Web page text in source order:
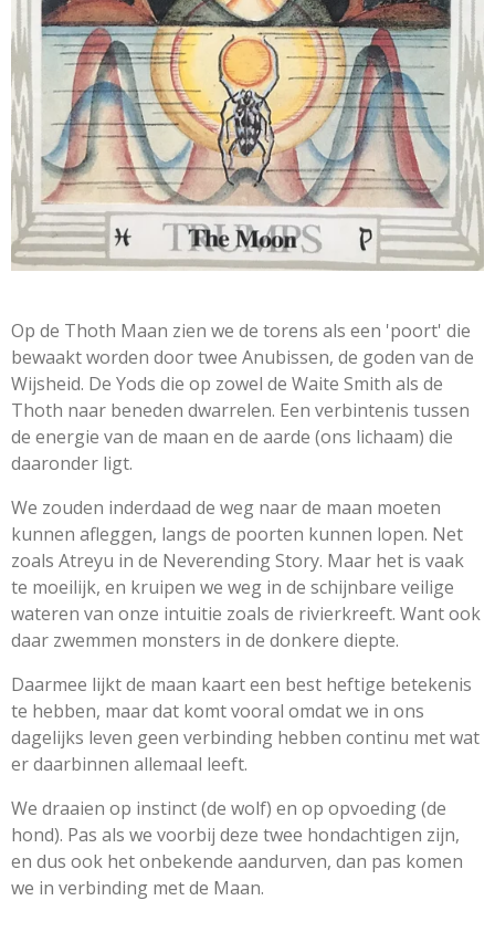
Op de Thoth Maan zien we de torens als een 'poort' die
bewaakt worden door twee Anubissen, de goden van de
Wijsheid. De Yods die op zowel de Waite Smith als de
Thoth naar beneden dwarrelen. Een verbintenis tussen
de energie van de maan en de aarde (ons lichaam) die
daaronder ligt.
We zouden inderdaad de weg naar de maan moeten
kunnen afleggen, langs de poorten kunnen lopen. Net
zoals Atreyu in de Neverending Story. Maar het is vaak
te moeilijk, en kruipen we weg in de schijnbare veilige
wateren van onze intuitie zoals de rivierkreeft. Want ook
daar zwemmen monsters in de donkere diepte.
Daarmee lijkt de maan kaart een best heftige betekenis
te hebben, maar dat komt vooral omdat we in ons
dagelijks leven geen verbinding hebben continu met wat
er daarbinnen allemaal leeft.
We draaien op instinct (de wolf) en op opvoeding (de
hond). Pas als we voorbij deze twee hondachtigen zijn,
en dus ook het onbekende aandurven, dan pas komen
we in verbinding met de Maan.